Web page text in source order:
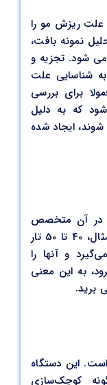
علت ریزش مو را
نمونه بافت،
شود. تجزیه و
شناسایی علت
برای بررسی
که به دلیل
ایجاد شده
در آن متخصص
پوست بخش کوچکی از مو، به عنوان مثال، 40 تا 50 تار
و آنها را
به این معنی
برید.
این دستگاه
کوچک‌سازی